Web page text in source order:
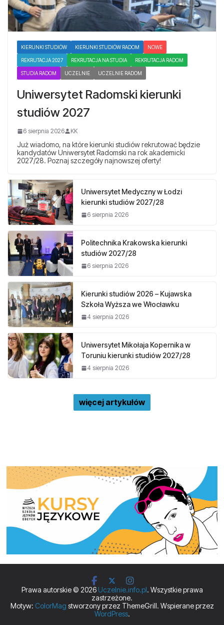
KIERUNKI STUDIÓW KIERUNKI STUDIÓW RADOM NOWE
REKRUTACJA 2027 REKRUTACJA NA STUDIA REKRUTACJA RADOM
STUDIA RADOM UCZELNIE UCZELNIE RADOM
Uniwersytet Radomski kierunki
studiów 2027
6 sierpnia 2026 KK
Już wiadomo, na które kierunki studiów rekrutować będzie
kandydatów Uniwersytet Radomski na rok akademicki
2027/28. Poznaj szczegóły najnowszej oferty!
Uniwersytet Medyczny w Łodzi
kierunki studiów 2027/28
6 sierpnia 2026
Politechnika Krakowska kierunki
studiów 2027/28
6 sierpnia 2026
Kierunki studiów 2026 – Kujawska
Szkoła Wyższa we Włocławku
4 sierpnia 2026
Uniwersytet Mikołaja Kopernika w
Toruniu kierunki studiów 2027/28
4 sierpnia 2026
więcej artykułów
Prawa autorskie © 2026 Uczelnie.info.pl. Wszystkie prawa
zastrzeżone.
Motyw: ColorMag stworzony przez ThemeGrill. Wspierane przez
WordPress.